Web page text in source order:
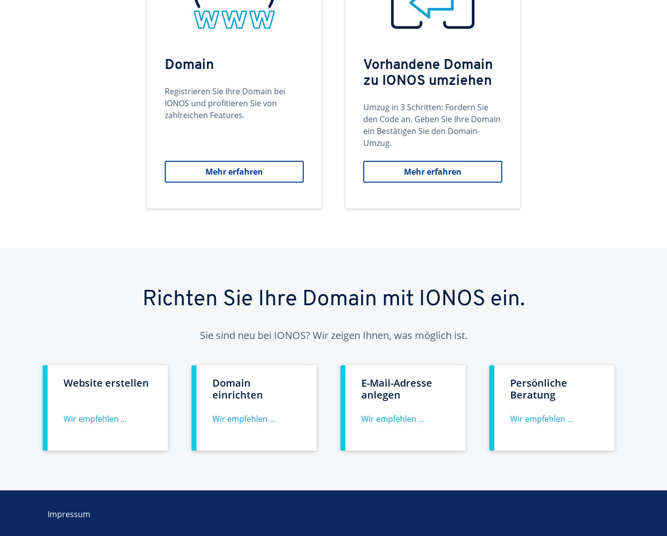
Domain
Registrieren Sie Ihre Domain bei
IONOS und profitieren Sie von
zahlreichen Features.
Mehr erfahren
Vorhandene Domain
zu IONOS umziehen
Umzug in 3 Schritten: Fordern Sie
den Code an. Geben Sie Ihre Domain
ein Bestätigen Sie den Domain-
Umzug.
Mehr erfahren
Richten Sie Ihre Domain mit IONOS ein.
Sie sind neu bei IONOS? Wir zeigen Ihnen, was möglich ist.
Website erstellen
Wir empfehlen ...
Domain
einrichten
Wir empfehlen ...
E-Mail-Adresse
anlegen
Wir empfehlen ...
Persönliche
Beratung
Wir empfehlen ...
Impressum